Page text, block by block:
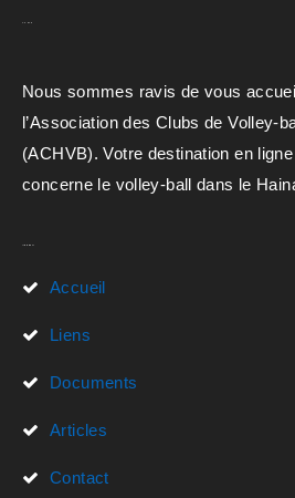
Nous sommes ravis de vous
l’Association des Clubs de Volley-
(ACHVB). Votre destination en
concerne le volley-ball dans le
Accueil
Liens
Documents
Articles
Contact